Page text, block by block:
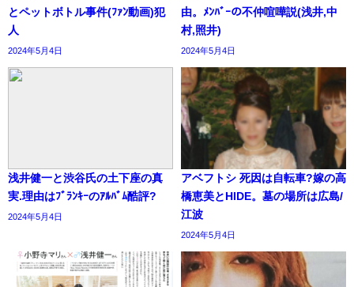
とペットボトル事件(ﾌｧﾝ動画)犯
人
2024年5月4日
由。ﾒﾝﾊﾞｰの不仲喧嘩説(浅井,中
村,照井)
2024年5月4日
浅井健一と渋谷氏の土下座の真
実.理由はﾌﾞﾗﾝｷｰのｱﾙﾊﾞﾑ酷評?
2024年5月4日
アベフトシ 死因は自転車?嫁の高
橋恵美とHIDE。墓の場所は広島/
江波
2024年5月4日